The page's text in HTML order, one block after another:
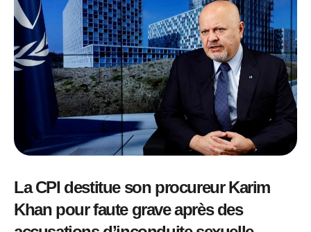
La CPI destitue son procureur Karim
Khan pour faute grave après des